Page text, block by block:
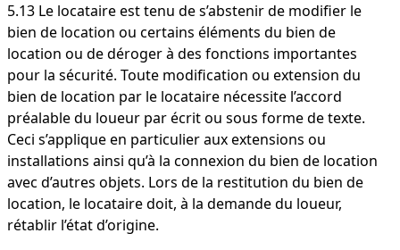
5.13 Le locataire est tenu de s’abstenir de modifier le
bien de location ou certains éléments du bien de
location ou de déroger à des fonctions importantes
pour la sécurité. Toute modification ou extension du
bien de location par le locataire nécessite l’accord
préalable du loueur par écrit ou sous forme de texte.
Ceci s’applique en particulier aux extensions ou
installations ainsi qu’à la connexion du bien de location
avec d’autres objets. Lors de la restitution du bien de
location, le locataire doit, à la demande du loueur,
rétablir l’état d’origine.